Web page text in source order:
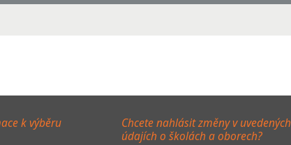
k výběru
Chcete nahlásit změny v uvedených
údajích o školách a oborech?